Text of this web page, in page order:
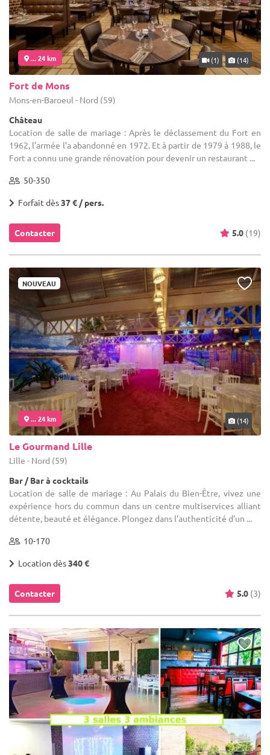
... 24 km (1) (14)
Fort de Mons
Mons-en-Baroeul - Nord (59)
Château
Location de salle de mariage : Après le déclassement du Fort en
1962, l’armée l’a abandonné en 1972. Et à partir de 1979 à 1988, le
Fort a connu une grande rénovation pour devenir un restaurant ...
50-350
Forfait dès37 € / pers.
Contacter 5.0 (19)
NOUVEAU
... 24 km (14)
Le Gourmand Lille
Lille - Nord (59)
Bar / Bar à cocktails
Location de salle de mariage : Au Palais du Bien-Être, vivez une
expérience hors du commun dans un centre multiservices alliant
détente, beauté et élégance. Plongez dans l’authenticité d’un ...
10-170
Location dès340 €
Contacter 5.0 (3)